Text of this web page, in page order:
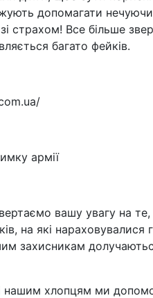
допомагати
страхом! Все більше
багато фейків.
армії
вашу увагу на
на які нараховувалися
захисникам
нашим хлопцям ми